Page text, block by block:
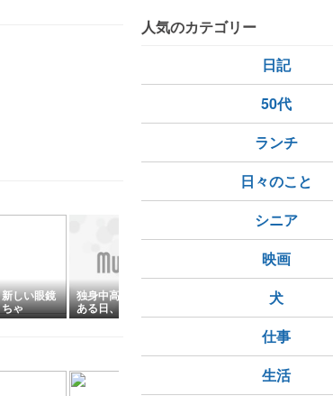
しい眼鏡
ゃ
独身中高年男性の夢、
ある日、突然子供を託
される「Instant Dadd
映画鑑賞（サブスク）
おいしい給食シリーズ
人気のカテゴリー
日記
50代
ランチ
日々のこと
シニア
映画
犬
仕事
生活